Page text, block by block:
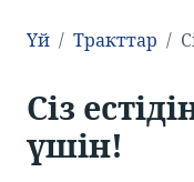
Үй Тракттар
Сіз
үшін!